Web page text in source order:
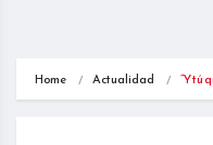
Home Actualidad “Y tú